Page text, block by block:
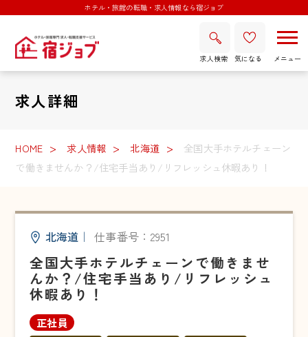
ホテル・旅館の転職・求人情報なら宿ジョブ
求人検索 気になる
求人詳細
HOME 求人情報 北海道
全国大手ホテルチェーン
で働きませんか？/住宅手当あり/リフレッシュ休暇あり！
北海道 ｜ 仕事番号：2951
全国大手ホテルチェーンで働きませ
んか？/住宅手当あり/リフレッシュ
休暇あり！
正社員